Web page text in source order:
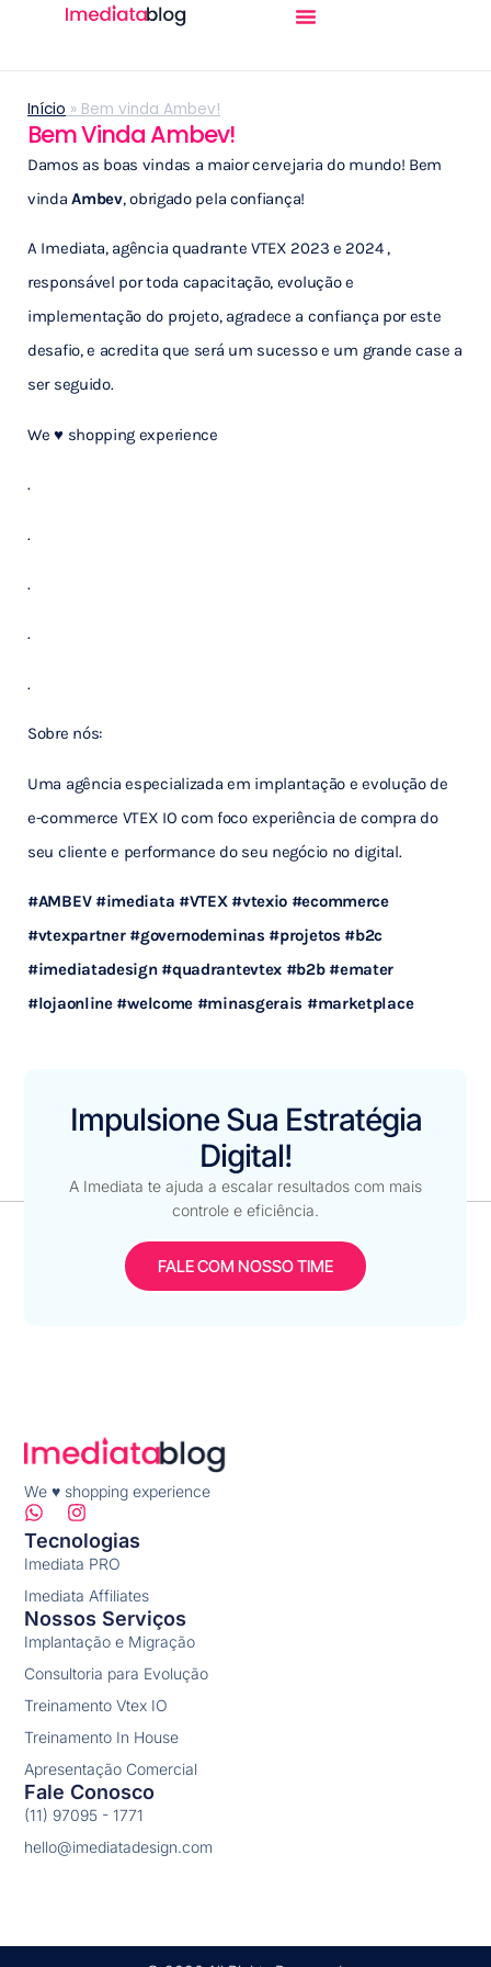
Início » Bem vinda Ambev!
Bem Vinda Ambev!
Damos as boas vindas a maior cervejaria do mundo! Bem
vindaAmbev, obrigado pela confiança!
A Imediata, agência quadrante VTEX 2023 e 2024 ,
responsável por toda capacitação, evolução e
implementação do projeto, agradece a confiança por este
desafio, e acredita que será um sucesso e um grande case a
ser seguido.
We ♥️ shopping experience
.
.
.
.
.
Sobre nós:
Uma agência especializada em implantação e evolução de
e-commerce VTEX IO com foco experiência de compra do
seu cliente e performance do seu negócio no digital.
#AMBEV #imediata #VTEX #vtexio #ecommerce
#vtexpartner #governodeminas #projetos #b2c
#imediatadesign #quadrantevtex #b2b #emater
#lojaonline #welcome #minasgerais #marketplace
Impulsione Sua Estratégia
Digital!
A Imediata te ajuda a escalar resultados com mais
controle e eficiência.
FALE COM NOSSO TIME
We ♥ shopping experience
Nossos Serviços
Implantação e Migração
Consultoria para Evolução
Treinamento Vtex IO
Treinamento In House
Apresentação Comercial
Tecnologias
Imediata PRO
Imediata Affiliates
Fale Conosco
(11) 97095 - 1771
hello@imediatadesign.com